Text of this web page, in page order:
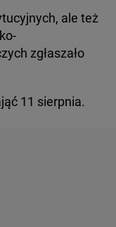
ale też
zgłaszało
11 sierpnia.